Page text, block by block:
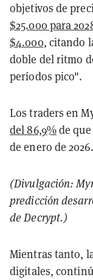
objetivos de
$25.000 para
$4.000, citando
doble del ritmo
períodos pico".
Los traders en
del 86,9%de que
de enero de 2026.
(Divulgación:
predicción
de Decrypt.)
Mientras tanto,
digitales,